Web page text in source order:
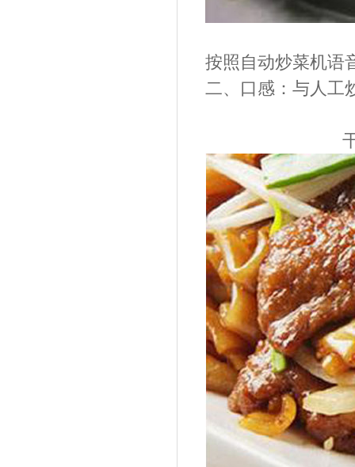
按照自动炒菜机语
二、 口感：与人工